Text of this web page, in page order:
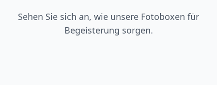
Sehen Sie sich an, wie unsere Fotoboxen für
Begeisterung sorgen.